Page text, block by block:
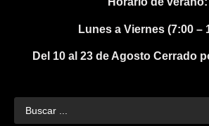
Lunes a Viernes (7:00 –
Del 10 al 23 de Agosto Cerrado